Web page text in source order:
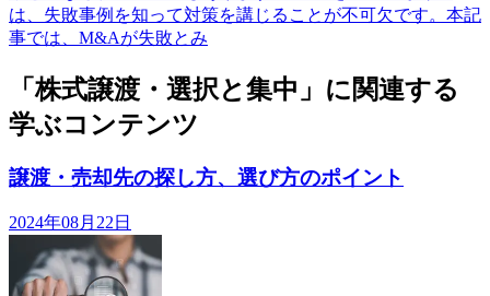
は、失敗事例を知って対策を講じることが不可欠です。本記
事では、M&Aが失敗とみ
「株式譲渡・選択と集中」に関連する
学ぶコンテンツ
譲渡・売却先の探し方、選び方のポイント
2024年08月22日